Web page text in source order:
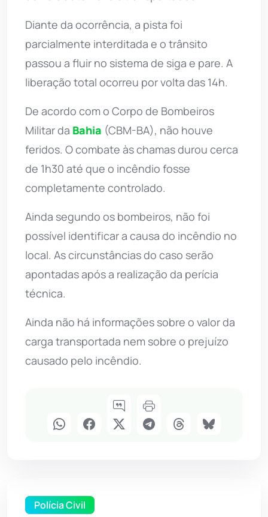
Diante da ocorrência, a pista foi
parcialmente interditada e o trânsito
passou a fluir no sistema de siga e pare. A
liberação total ocorreu por volta das 14h.
De acordo com o Corpo de Bombeiros
Militar da Bahia (CBM-BA), não houve
feridos. O combate às chamas durou cerca
de 1h30 até que o incêndio fosse
completamente controlado.
Ainda segundo os bombeiros, não foi
possível identificar a causa do incêndio no
local. As circunstâncias do caso serão
apontadas após a realização da perícia
técnica.
Ainda não há informações sobre o valor da
carga transportada nem sobre o prejuízo
causado pelo incêndio.
Polícia Civil